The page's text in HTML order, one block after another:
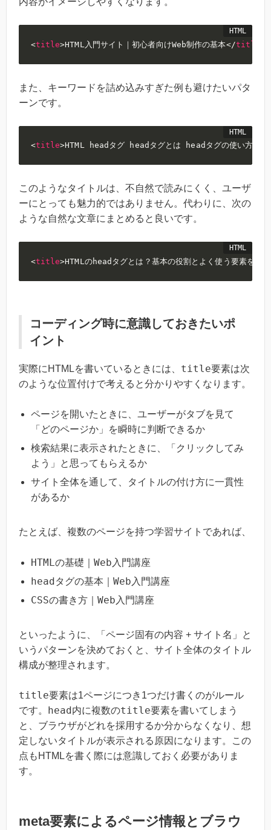
<title>HTML入門サイト｜初心者向けWeb制作の基本</title
また、キーワードを詰め込みすぎた例も避けたいパタ
ーンです。
<title>HTML headタグ headタグとは headタグの使い方
このようなタイトルは、不自然で読みにくく、ユーザ
ーにとっても魅力的ではありません。代わりに、次の
ような自然な文章にまとめると良いです。
<title>HTMLのheadタグとは？基本の役割とよく使う要素を解説
コーディング時に意識しておきたいポ
イント
実際にHTMLを書いているときには、 title要素は次
のような位置付けで考えると分かりやすくなります。
ページを開いたときに、ユーザーがタブを見て
「どのページか」を瞬時に判断できるか
検索結果に表示されたときに、「クリックしてみ
よう」と思ってもらえるか
サイト全体を通して、タイトルの付け方に一貫性
があるか
たとえば、複数のページを持つ学習サイトであれば、
HTMLの基礎｜Web入門講座
headタグの基本｜Web入門講座
CSSの書き方｜Web入門講座
といったように、「ページ固有の内容 + サイト名」と
いうパターンを決めておくと、サイト全体のタイトル
構成が整理されます。
title要素は1ページにつき1つだけ書くのがルール
です。
head 内に複数のtitle要素を書いてしまう
と、ブラウザがどれを採用するか分からなくなり、想
定しないタイトルが表示される原因になります。この
点もHTMLを書く際には意識しておく必要がありま
す。
meta要素によるページ情報とブラウ